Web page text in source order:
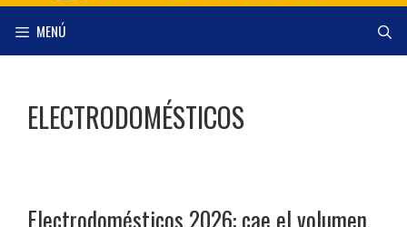
MENÚ
ELECTRODOMÉSTICOS
Electrodomésticos 2026: cae el volumen,